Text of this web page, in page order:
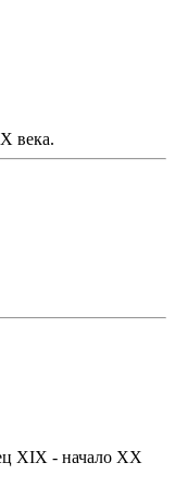
века.
XIX - начало ХХ